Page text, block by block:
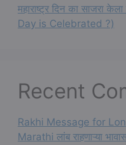
महाराष्ट्र दिन का साजरा
Day is Celebrated ?)
Recent
Rakhi Message for
Marathi लांब राहणाऱ्या